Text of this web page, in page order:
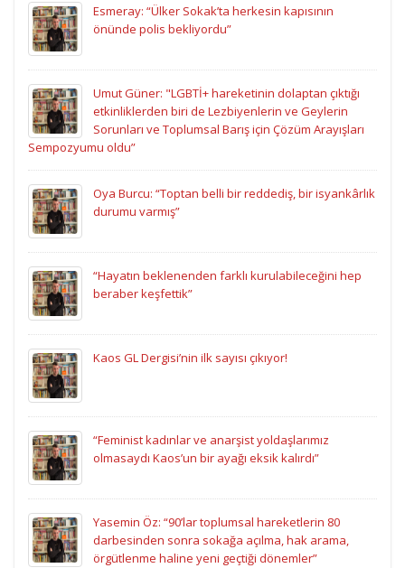
Esmeray: “Ülker Sokak’ta herkesin kapısının
önünde polis bekliyordu”
Umut Güner: "LGBTİ+ hareketinin dolaptan çıktığı
etkinliklerden biri de Lezbiyenlerin ve Geylerin
Sorunları ve Toplumsal Barış için Çözüm Arayışları
Sempozyumu oldu”
Oya Burcu: “Toptan belli bir reddediş, bir isyankârlık
durumu varmış”
“Hayatın beklenenden farklı kurulabileceğini hep
beraber keşfettik”
Kaos GL Dergisi’nin ilk sayısı çıkıyor!
“Feminist kadınlar ve anarşist yoldaşlarımız
olmasaydı Kaos’un bir ayağı eksik kalırdı”
Yasemin Öz: “90’lar toplumsal hareketlerin 80
darbesinden sonra sokağa açılma, hak arama,
örgütlenme haline yeni geçtiği dönemler”